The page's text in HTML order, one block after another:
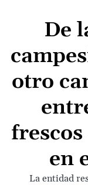
De
otro
en
La entidad